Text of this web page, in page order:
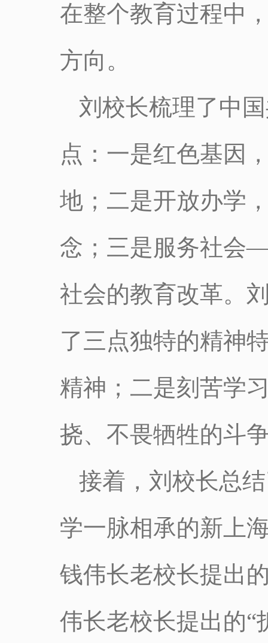
在整个教育过程中
方向。
刘校长梳理了中
点：一是红色基因
地；二是开放办学
念；三是服务社会
社会的教育改革。
了三点独特的精神
精神；二是刻苦学
挠、不畏牺牲的斗
接着，刘校长总
学一脉相承的新上
钱伟长老校长提出
伟长老校长提出的“